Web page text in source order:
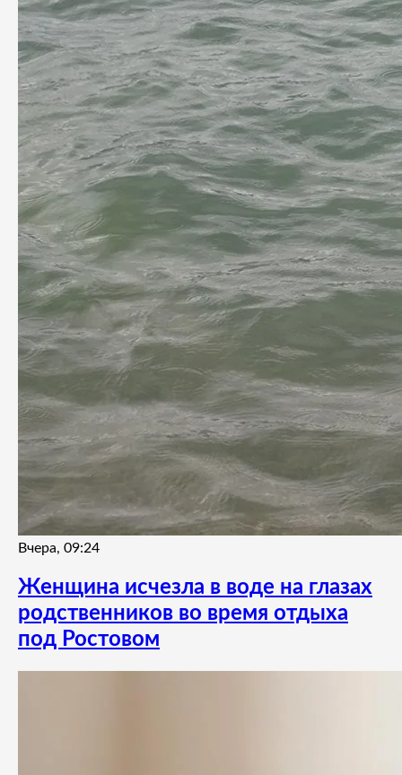
Вчера, 09:24
Женщина исчезла в воде на глазах
родственников во время отдыха
под Ростовом